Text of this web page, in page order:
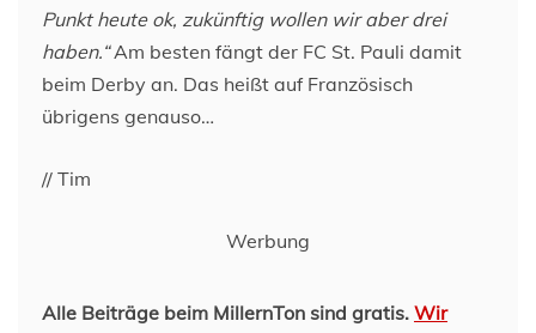
Punkt heute ok, zukünftig wollen wir aber drei
haben.“Am besten fängt der FC St. Pauli damit
beim Derby an. Das heißt auf Französisch
übrigens genauso…
// Tim
Werbung
Alle Beiträge beim MillernTon sind gratis. Wir